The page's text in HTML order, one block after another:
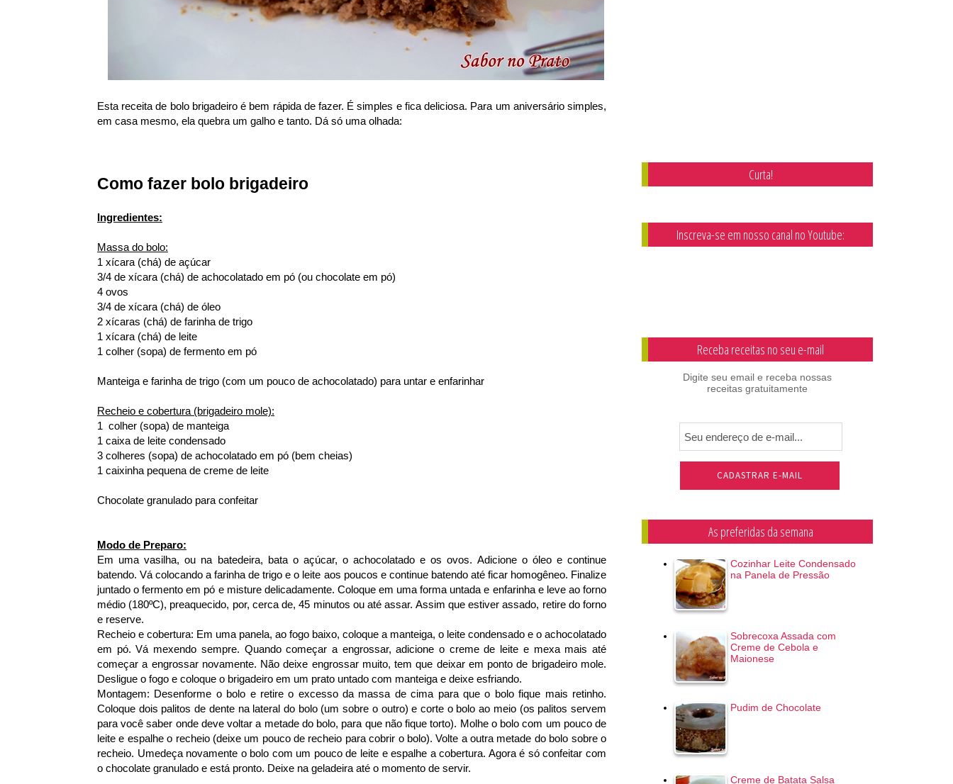
Esta receita de bolo brigadeiro é bem rápida de fazer. É simples e fica deliciosa. Para um aniversário simples,
em casa mesmo, ela quebra um galho e tanto. Dá só uma olhada:
Como fazer bolo brigadeiro
Ingredientes:
Massa do bolo:
1 xícara (chá) de açúcar
3/4 de xícara (chá) de achocolatado em pó (ou chocolate em pó)
4 ovos
3/4 de xícara (chá) de óleo
2 xícaras (chá) de farinha de trigo
1 xícara (chá) de leite
1 colher (sopa) de fermento em pó
Manteiga e farinha de trigo (com um pouco de achocolatado) para untar e enfarinhar
Recheio e cobertura (brigadeiro mole):
1 colher (sopa) de manteiga
1 caixa de leite condensado
3 colheres (sopa) de achocolatado em pó (bem cheias)
1 caixinha pequena de creme de leite
Chocolate granulado para confeitar
Modo de Preparo:
Em uma vasilha, ou na batedeira, bata o açúcar, o achocolatado e os ovos. Adicione o óleo e continue
batendo. Vá colocando a farinha de trigo e o leite aos poucos e continue batendo até ficar homogêneo. Finalize
juntado o fermento em pó e misture delicadamente. Coloque em uma forma untada e enfarinha e leve ao forno
médio (180ºC), preaquecido, por, cerca de, 45 minutos ou até assar. Assim que estiver assado, retire do forno
e reserve.
Recheio e cobertura: Em uma panela, ao fogo baixo, coloque a manteiga, o leite condensado e o achocolatado
em pó. Vá mexendo sempre. Quando começar a engrossar, adicione o creme de leite e mexa mais até
começar a engrossar novamente. Não deixe engrossar muito, tem que deixar em ponto de brigadeiro mole.
Desligue o fogo e coloque o brigadeiro em um prato untado com manteiga e deixe esfriando.
Montagem: Desenforme o bolo e retire o excesso da massa de cima para que o bolo fique mais retinho.
Coloque dois palitos de dente na lateral do bolo (um sobre o outro) e corte o bolo ao meio (os palitos servem
para você saber onde deve voltar a metade do bolo, para que não fique torto). Molhe o bolo com um pouco de
leite e espalhe o recheio (deixe um pouco de recheio para cobrir o bolo). Volte a outra metade do bolo sobre o
recheio. Umedeça novamente o bolo com um pouco de leite e espalhe a cobertura. Agora é só confeitar com
o chocolate granulado e está pronto. Deixe na geladeira até o momento de servir.
Curta!
Inscreva-se em nosso canal no Youtube:
Receba receitas no seu e-mail
Digite seu email e receba nossas
receitas gratuitamente
As preferidas da semana
Cozinhar Leite Condensado
na Panela de Pressão
Sobrecoxa Assada com
Creme de Cebola e
Maionese
Pudim de Chocolate
Creme de Batata Salsa